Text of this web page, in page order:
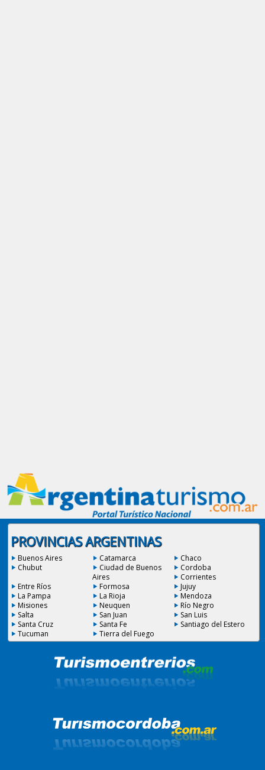
PROVINCIAS ARGENTINAS
Buenos Aires Catamarca
Chaco
Chubut
Ciudad de Buenos
Aires
Cordoba
Corrientes
Entre Ríos
Formosa
Jujuy
La Pampa
La Rioja
Mendoza
Misiones
Neuquen
Río Negro
Salta
San Juan
San Luis
Santa Cruz
Santa Fe
Santiago del Estero
Tucuman
Tierra del Fuego